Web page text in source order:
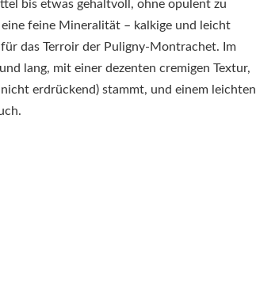
bis etwas gehaltvoll, ohne opulent zu
feine Mineralität – kalkige und leicht
das Terroir der Puligny‑Montrachet. Im
lang, mit einer dezenten cremigen Textur,
erdrückend) stammt, und einem leichten